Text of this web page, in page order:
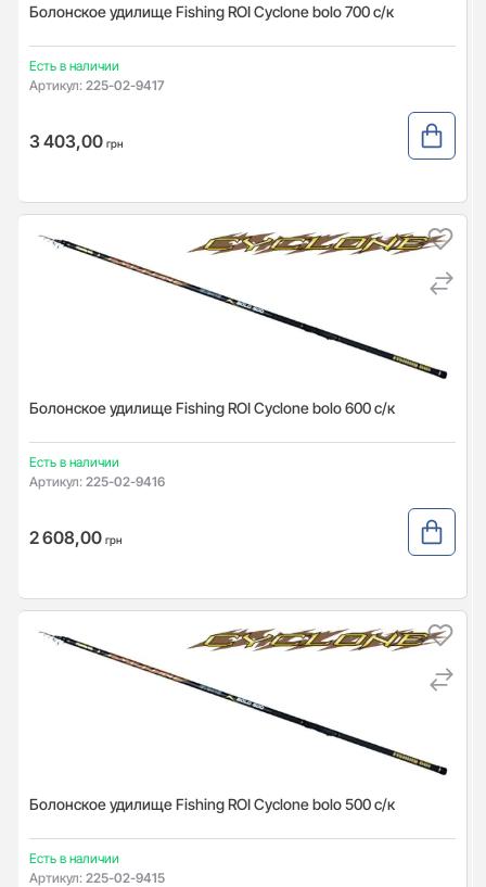
Болонское удилище Fishing ROI Cyclone bolo 700 с/к
Есть в наличии
Артикул: 225-02-9417
3 403,00 грн
Болонское удилище Fishing ROI Cyclone bolo 600 с/к
Есть в наличии
Артикул: 225-02-9416
2 608,00 грн
Болонское удилище Fishing ROI Cyclone bolo 500 с/к
Есть в наличии
Артикул: 225-02-9415